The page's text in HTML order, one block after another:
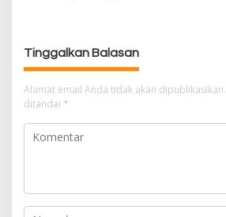
p
s
Tinggalkan Balasan
Alamat email Anda tidak akan dipublikasikan.
ditandai *